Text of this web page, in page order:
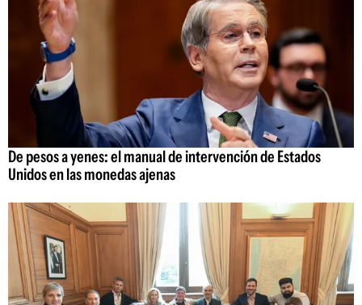
De pesos a yenes: el manual de intervención de Estados
Unidos en las monedas ajenas